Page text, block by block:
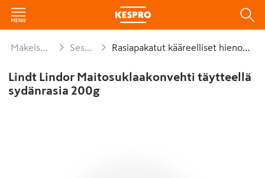
Makeiset ja naposteltavat Sesongit ja lahjat Rasiapakatut kääreelliset hienokonvehdit
Lindt Lindor Maitosuklaakonvehti täytteellä
sydänrasia 200g